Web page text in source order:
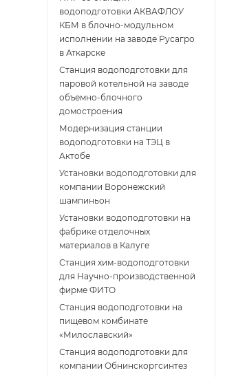
водоподготовки АКВАФЛОУ
КБМ в блочно-модульном
исполнении на заводе Русагро
в Аткарске
Станция водоподготовки для
паровой котельной на заводе
объемно-блочного
домостроения
Модернизация станции
водоподготовки на ТЭЦ в
Актобе
Установки водоподготовки для
компании Воронежский
шампиньон
Установки водоподготовки на
фабрике отделочных
материалов в Калуге
Станция хим-водоподготовки
для Научно-производственной
фирме ФИТО
Станция водоподготовки на
пищевом комбинате
«Милославский»
Станция водоподготовки для
компании Обнинскоргсинтез